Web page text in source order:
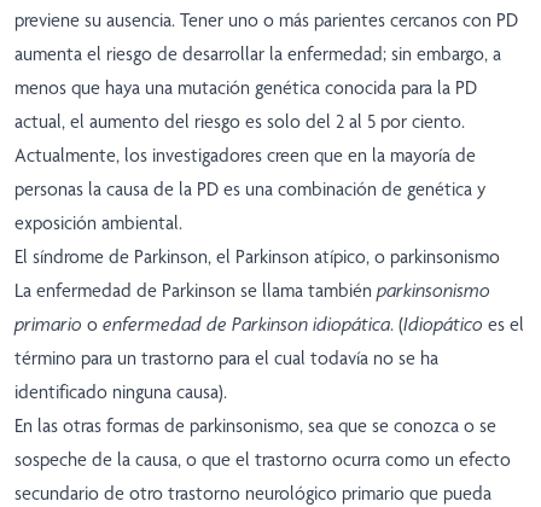
previene su ausencia. Tener uno o más parientes cercanos con PD
aumenta el riesgo de desarrollar la enfermedad; sin embargo, a
menos que haya una mutación genética conocida para la PD
actual, el aumento del riesgo es solo del 2 al 5 por ciento.
Actualmente, los investigadores creen que en la mayoría de
personas la causa de la PD es una combinación de genética y
exposición ambiental.
El síndrome de Parkinson, el Parkinson atípico, o parkinsonismo
La enfermedad de Parkinson se llama también parkinsonismo
primario o enfermedad de Parkinson idiopática. (Idiopático es el
término para un trastorno para el cual todavía no se ha
identificado ninguna causa).
En las otras formas de parkinsonismo, sea que se conozca o se
sospeche de la causa, o que el trastorno ocurra como un efecto
secundario de otro trastorno neurológico primario que pueda